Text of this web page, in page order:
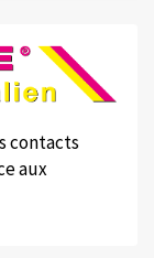
contacts
aux